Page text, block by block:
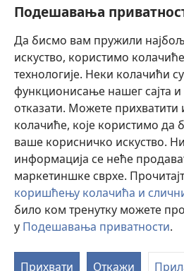
Подешавања
Да бисмо вам пружили
искуство, користимо
технологије. Неки колачићи
функционисање нашег сајта
отказати. Можете прихватити
колачиће, које користимо
ваше корисничко искуство.
информација се неће
маркетиншке сврхе.
коришћењу колачића и
било ком тренутку можете
у Подешавања приватности.
Прихвати Откажи
(отвара
нови
прозор)ОНЛАЈН БИБЛИОТЕКА
(отвара
нови
прозор)JW Hub®
(отвара
нови
прозор)JW Library
Watchtower Library ®
Copyright© 2026 Watch Tower Bible and
ПРАВИЛА КОРИШЋЕЊА|